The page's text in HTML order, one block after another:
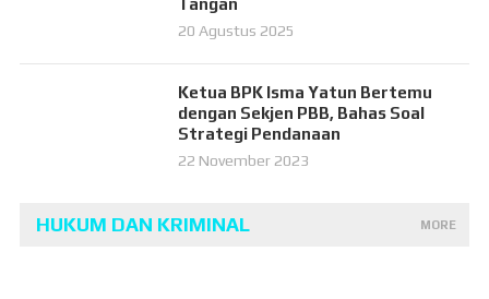
Tangan
20 Agustus 2025
Ketua BPK Isma Yatun Bertemu
dengan Sekjen PBB, Bahas Soal
Strategi Pendanaan
22 November 2023
HUKUM DAN KRIMINAL MORE